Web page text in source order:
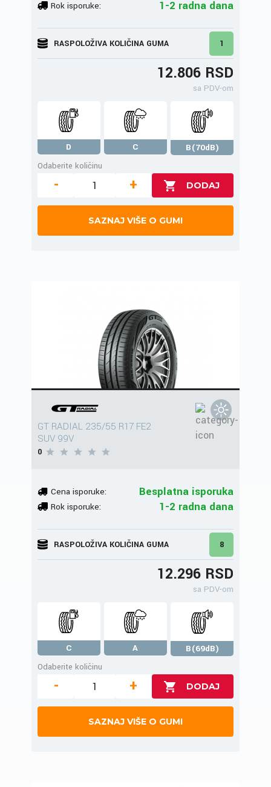
Rok isporuke: 1-2 radna dana
RASPOLOŽIVA KOLIČINA GUMA 1
12.806 RSD
sa PDV-om
D C
B(70dB)
Odaberite količinu
- +
SAZNAJ VIŠE O GUMI
GT RADIAL 235/55 R17 FE2
SUV 99V
0
Cena isporuke: Besplatna isporuka
Rok isporuke: 1-2 radna dana
RASPOLOŽIVA KOLIČINA GUMA 8
12.296 RSD
sa PDV-om
C A
B(69dB)
Odaberite količinu
- +
SAZNAJ VIŠE O GUMI